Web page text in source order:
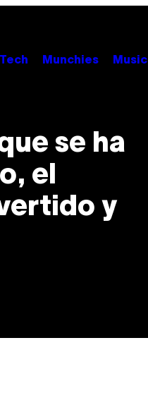
Tech Munchies Music
se ha
el
y